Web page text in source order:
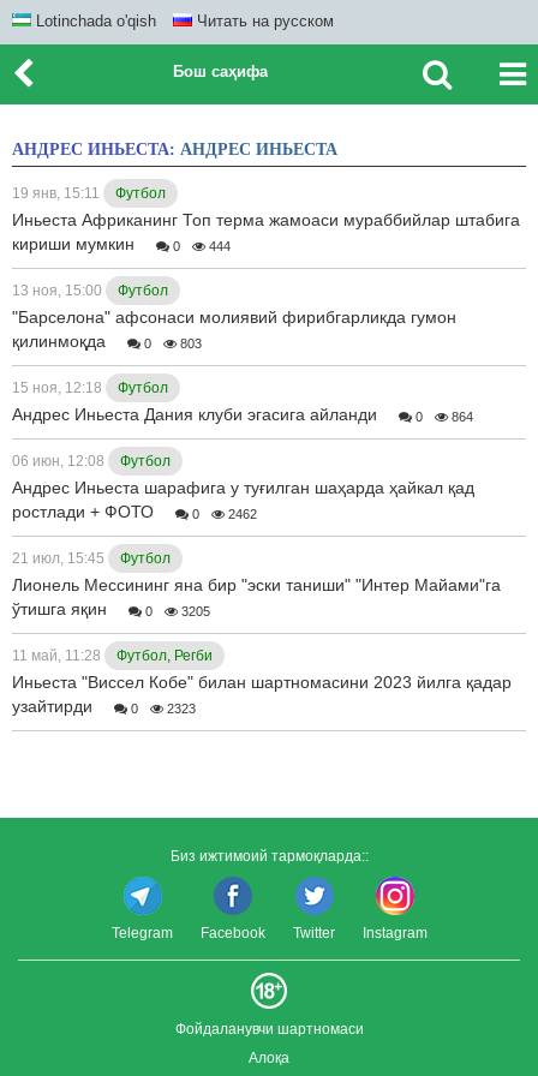
Lotinchada o'qish Читать на русском
Бош саҳифа
АНДРЕС ИНЬЕСТА: АНДРЕС ИНЬЕСТА
19 янв, 15:11 Футбол
Иньеста Африканинг Топ терма жамоаси мураббийлар штабига
кириши мумкин
0 444
13 ноя, 15:00 Футбол
"Барселона" афсонаси молиявий фирибгарликда гумон
қилинмоқда
0 803
15 ноя, 12:18 Футбол
Андрес Иньеста Дания клуби эгасига айланди 0 864
06 июн, 12:08 Футбол
Андрес Иньеста шарафига у туғилган шаҳарда ҳайкал қад
ростлади + ФОТО
0 2462
21 июл, 15:45 Футбол
Лионель Мессининг яна бир "эски таниши" "Интер Майами"га
ўтишга яқин
0 3205
11 май, 11:28 Футбол, Регби
Иньеста "Виссел Кобе" билан шартномасини 2023 йилга қадар
узайтирди
0 2323
Биз ижтимоий тармоқларда::
Telegram Facebook Twitter Instagram
Фойдаланувчи шартномаси
Алоқа